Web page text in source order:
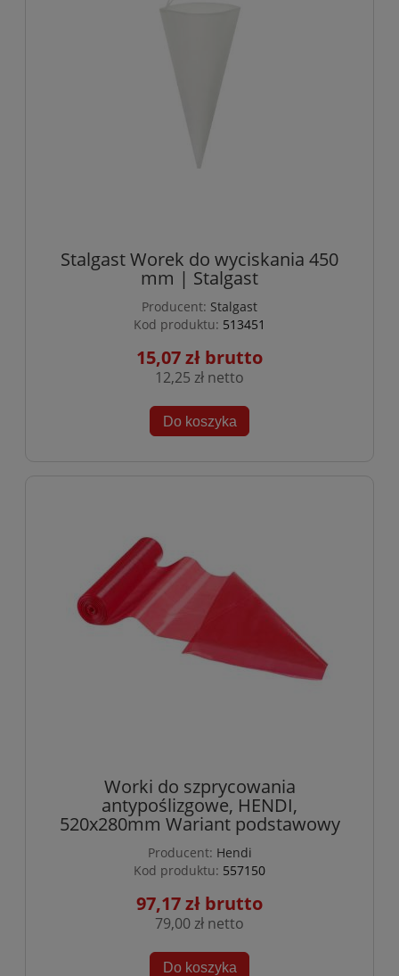
Stalgast Worek do wyciskania 450
mm | Stalgast
Producent: Stalgast
Kod produktu: 513451
15,07 zł
12,25 zł
Do koszyka
Worki do szprycowania
antypoślizgowe, HENDI,
520x280mm Wariant podstawowy
Producent: Hendi
Kod produktu: 557150
97,17 zł
79,00 zł
Do koszyka